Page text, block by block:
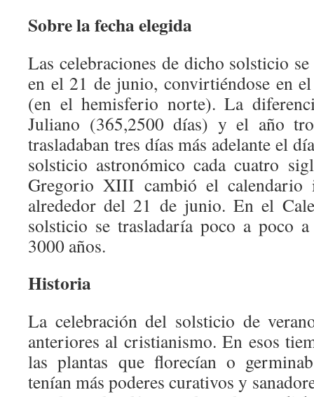
Sobre la fecha elegida
Las celebraciones de dicho solsticio
en el 21 de junio, convirtiéndose en
(en el hemisferio norte). La
Juliano (365,2500 días) y el año
trasladaban tres días más adelante el
solsticio astronómico cada cuatro
Gregorio XIII cambió el calendario
alrededor del 21 de junio. En el
solsticio se trasladaría poco a poco
3000 años.
Historia
La celebración del solsticio de
anteriores al cristianismo. En esos
las plantas que florecían o
tenían más poderes curativos y